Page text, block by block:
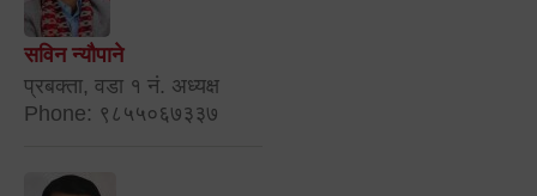
सविन न्यौपाने
प्रबक्ता, वडा १ नं. अध्यक्ष
Phone: ९८५५०६७३३७